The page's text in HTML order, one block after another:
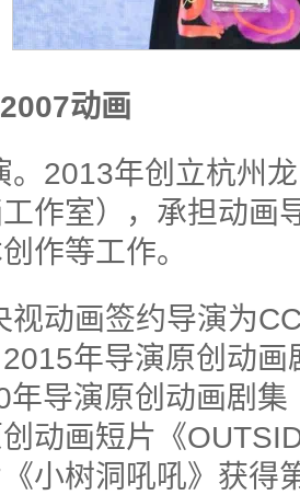
动画
。2013年创立杭州
工作室），承担动画
作等工作。
视动画签约导演为
年导演原创动画
年导演原创动画剧
动画短片《
小树洞吼吼》获得